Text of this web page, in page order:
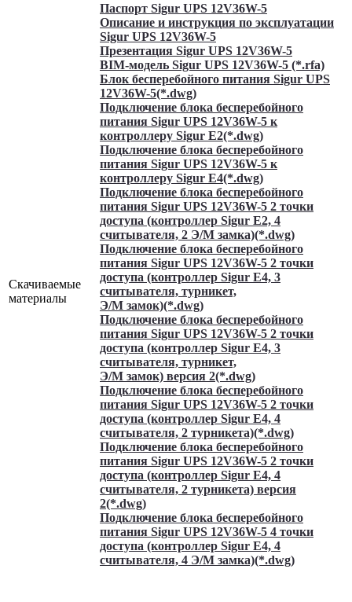
Скачиваемые
материалы
Паспорт Sigur UPS 12V36W-5
Описание и инструкция по эксплуатации
Sigur UPS 12V36W-5
Презентация Sigur UPS 12V36W-5
BIM-модель Sigur UPS 12V36W-5 (*.rfa)
Блок бесперебойного питания Sigur UPS
12V36W-5(*.dwg)
Подключение блока бесперебойного
питания Sigur UPS 12V36W-5 к
контроллеру Sigur E2(*.dwg)
Подключение блока бесперебойного
питания Sigur UPS 12V36W-5 к
контроллеру Sigur Е4(*.dwg)
Подключение блока бесперебойного
питания Sigur UPS 12V36W-5 2 точки
доступа (контроллер Sigur Е2, 4
считывателя, 2 Э/М замка)(*.dwg)
Подключение блока бесперебойного
питания Sigur UPS 12V36W-5 2 точки
доступа (контроллер Sigur Е4, 3
считывателя, турникет,
Э/М замок)(*.dwg)
Подключение блока бесперебойного
питания Sigur UPS 12V36W-5 2 точки
доступа (контроллер Sigur Е4, 3
считывателя, турникет,
Э/М замок) версия 2(*.dwg)
Подключение блока бесперебойного
питания Sigur UPS 12V36W-5 2 точки
доступа (контроллер Sigur Е4, 4
считывателя, 2 турникета)(*.dwg)
Подключение блока бесперебойного
питания Sigur UPS 12V36W-5 2 точки
доступа (контроллер Sigur Е4, 4
считывателя, 2 турникета) версия
2(*.dwg)
Подключение блока бесперебойного
питания Sigur UPS 12V36W-5 4 точки
доступа (контроллер Sigur Е4, 4
считывателя, 4 Э/М замка)(*.dwg)